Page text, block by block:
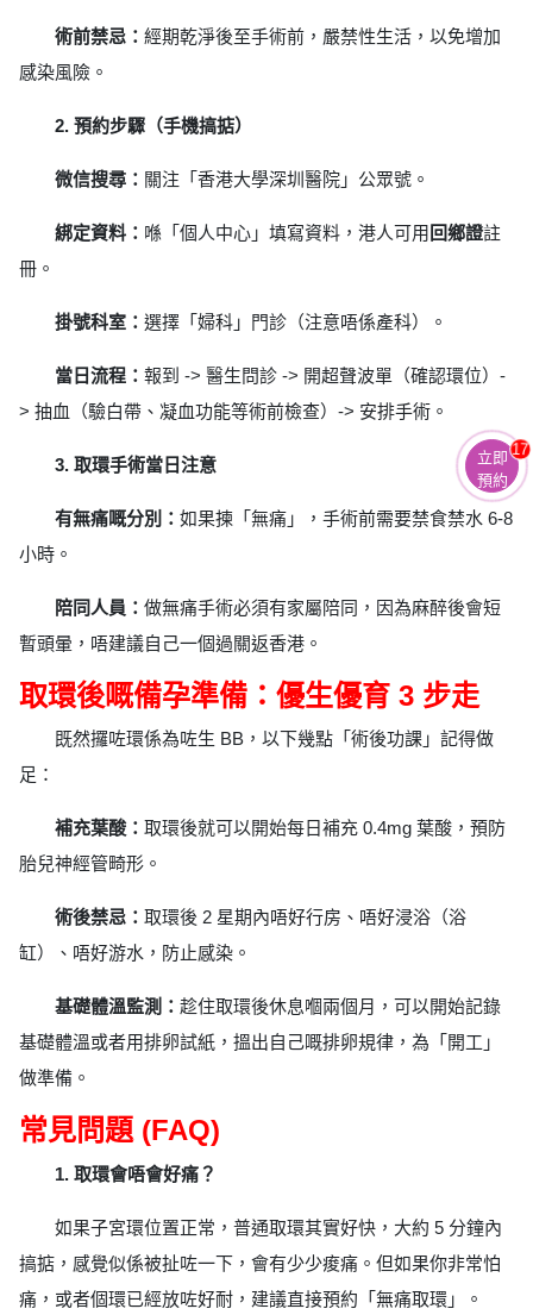
術前禁忌： 經期乾淨後至手術前，嚴禁性生活，以免增加
感染風險。
2. 預約步驟（手機搞掂）
微信搜尋： 關注「香港大學深圳醫院」公眾號。
綁定資料： 喺「個人中心」填寫資料，港人可用 回鄉證註
冊。
掛號科室： 選擇「婦科」門診（注意唔係產科）。
當日流程： 報到 -> 醫生問診 -> 開超聲波單（確認環位）-
> 抽血（驗白帶、凝血功能等術前檢查）-> 安排手術。
3. 取環手術當日注意
有無痛嘅分別： 如果揀「無痛」，手術前需要禁食禁水 6-8
小時。
陪同人員： 做無痛手術必須有家屬陪同，因為麻醉後會短
暫頭暈，唔建議自己一個過關返香港。
取環後嘅備孕準備：優生優育 3 步走
既然攞咗環係為咗生 BB，以下幾點「術後功課」記得做
足：
補充葉酸： 取環後就可以開始每日補充 0.4mg 葉酸，預防
胎兒神經管畸形。
術後禁忌： 取環後 2 星期內唔好行房、唔好浸浴（浴
缸）、唔好游水，防止感染。
基礎體溫監測： 趁住取環後休息嗰兩個月，可以開始記錄
基礎體溫或者用排卵試紙，搵出自己嘅排卵規律，為「開工」
做準備。
常見問題 (FAQ)
1. 取環會唔會好痛？
如果子宮環位置正常，普通取環其實好快，大約 5 分鐘內
搞掂，感覺似係被扯咗一下，會有少少痠痛。但如果你非常怕
痛，或者個環已經放咗好耐，建議直接預約「無痛取環」。
立即
預約
17